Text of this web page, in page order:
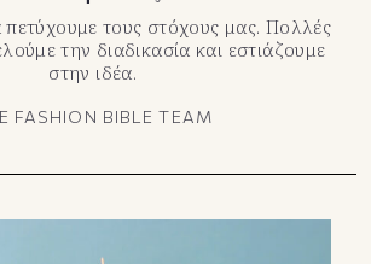
τους στόχους μας. Πολλές
την διαδικασία και εστιάζουμε
στην ιδέα.
FASHION BIBLE TEAM